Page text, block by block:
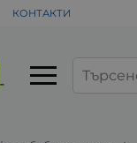
КОНТАКТИ